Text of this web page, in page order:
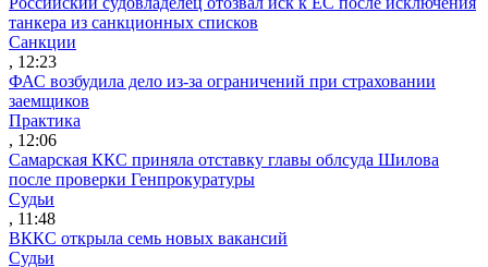
танкера из санкционных списков
Санкции
, 12:23
ФАС возбудила дело из-за ограничений при страховании
заемщиков
Практика
, 12:06
Самарская ККС приняла отставку главы облсуда Шилова
после проверки Генпрокуратуры
Судьи
, 11:48
ВККС открыла семь новых вакансий
Судьи